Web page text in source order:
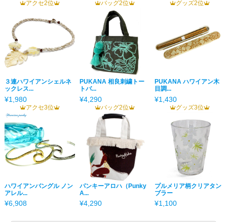
アクセ2位
３連ハワイアンシェルネ
ックレス...
¥1,980
バッグ2位
PUKANA 相良刺繍トー
トバ...
¥4,290
グッズ2位
PUKANA ハワイアン木
目調...
¥1,430
アクセ3位
ハワイアンバングル ノン
アレル...
¥6,908
バッグ2位
パンキーアロハ（Punky
A...
¥4,290
グッズ3位
プルメリア柄クリアタン
ブラー
¥1,100